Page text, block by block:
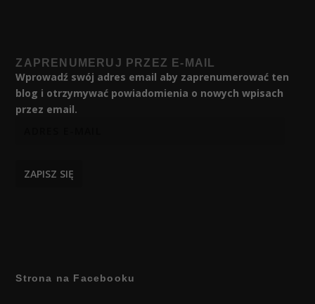
ZAPRENUMERUJ PRZEZ E-MAIL
Wprowadź swój adres email aby zaprenumerować ten
blog i otrzymywać powiadomienia o nowych wpisach
przez email.
ZAPISZ SIĘ
Strona na Facebooku